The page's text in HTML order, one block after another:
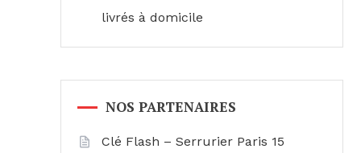
livrés à domicile
NOS PARTENAIRES
Clé Flash – Serrurier Paris 15